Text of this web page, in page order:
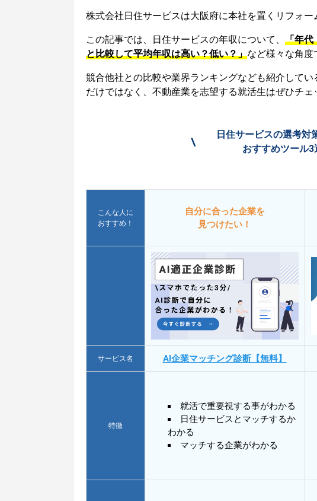
株式会社日住サービスは大阪府に本社を置くリフォー
この記事では、日住サービスの年収について、 「年代
と比較して平均年収は高い？低い？」など様々な角度
競合他社との比較や業界ランキングなども紹介して
だけではなく、不動産業を志望する就活生はぜひチェ
\
日住サービスの選考対
おすすめツール3
こんな人に
おすすめ！
自分に合った企業を
見つけたい！
サービス名 AI企業マッチング診断【無料】
特徴
就活で重要視する事がわかる
日住サービスとマッチするか
わかる
マッチする企業がわかる